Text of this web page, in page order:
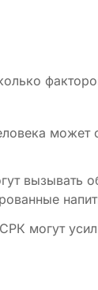
может
вызывать
могут